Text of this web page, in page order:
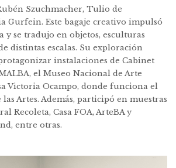
Szuchmacher, Tulio de
Gurfein. Este bagaje creativo impulsó
y se tradujo en objetos, esculturas
distintas escalas. Su exploración
instalaciones de Cabinet
el Museo Nacional de Arte
Victoria Ocampo, donde funciona el
Artes. Además, participó en muestras
Recoleta, Casa FOA, ArteBA y
entre otras.